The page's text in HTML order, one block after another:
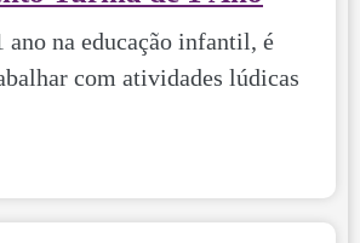
ano na educação infantil, é
com atividades lúdicas